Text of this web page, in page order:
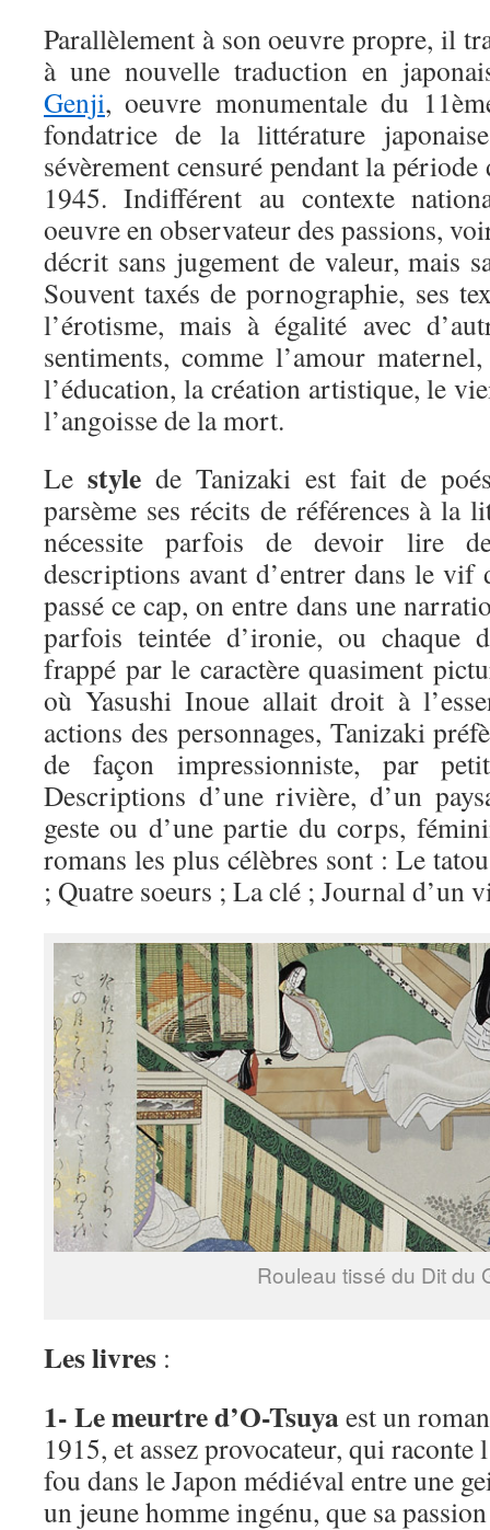
Parallèlement à son oeuvre propre, il
à une nouvelle traduction en
Genji, oeuvre monumentale du
fondatrice de la littérature
sévèrement censuré pendant la
1945. Indifférent au contexte
oeuvre en observateur des passions,
décrit sans jugement de valeur, mais
Souvent taxés de pornographie, ses
l’érotisme, mais à égalité avec
sentiments, comme l’amour
l’éducation, la création artistique, le
l’angoisse de la mort.
Le style de Tanizaki est fait de
parsème ses récits de références à la
nécessite parfois de devoir lire
descriptions avant d’entrer dans le
passé ce cap, on entre dans une
parfois teintée d’ironie, ou chaque
frappé par le caractère quasiment
où Yasushi Inoue allait droit à
actions des personnages, Tanizaki
de façon impressionniste, par
Descriptions d’une rivière, d’un
geste ou d’une partie du corps,
romans les plus célèbres sont : Le
; Quatre soeurs ; La clé ; Journal d’un
Rouleau tissé du Dit du
Les livres :
1- Le meurtre d’O-Tsuyaest un
1915, et assez provocateur, qui raconte
fou dans le Japon médiéval entre une
un jeune homme ingénu, que sa